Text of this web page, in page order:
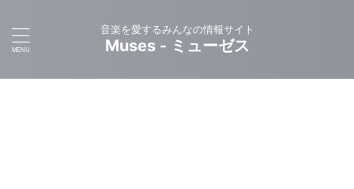
音楽を愛するみんなの情報サイト
Muses - ミューゼス